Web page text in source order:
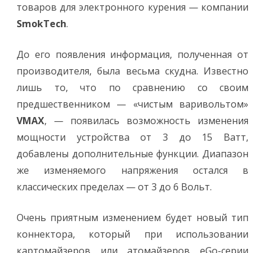
товаров для электронного курения — компании
SmokTech.
До его появления информация, полученная от
производителя, была весьма скудна. Известно
лишь то, что по сравнению со своим
предшественником — «чистым варивольтом»
VMAX, — появилась возможность изменения
мощности устройства от 3 до 15 Ватт,
добавлены дополнительные функции. Диапазон
же изменяемого напряжения остался в
классических пределах — от 3 до 6 Вольт.
Очень приятным изменением будет новый тип
коннектора, который при использовании